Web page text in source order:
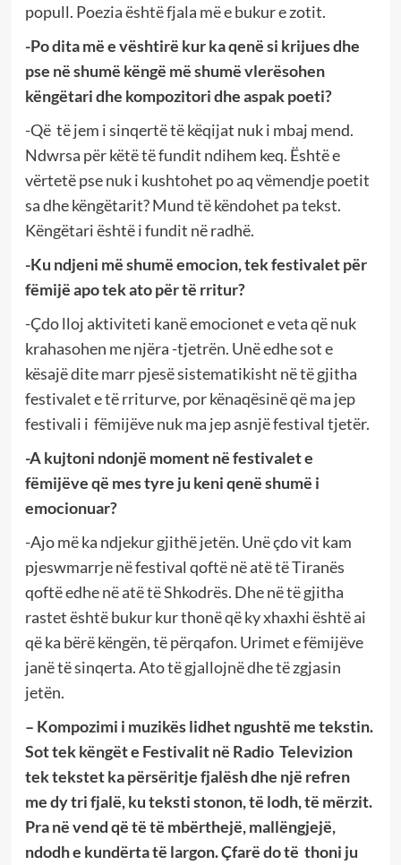
popull. Poezia është fjala më e bukur e zotit.
-Po dita më e vështirë kur ka qenë si krijues dhe
pse në shumë këngë më shumë vlerësohen
këngëtari dhe kompozitori dhe aspak poeti?
-Që të jem i sinqertë të këqijat nuk i mbaj mend.
Ndwrsa për këtë të fundit ndihem keq. Është e
vërtetë pse nuk i kushtohet po aq vëmendje poetit
sa dhe këngëtarit? Mund të këndohet pa tekst.
Këngëtari është i fundit në radhë.
-Ku ndjeni më shumë emocion, tek festivalet për
fëmijë apo tek ato për të rritur?
-Çdo lloj aktiviteti kanë emocionet e veta që nuk
krahasohen me njëra -tjetrën. Unë edhe sot e
kësajë dite marr pjesë sistematikisht në të gjitha
festivalet e të rriturve, por kënaqësinë që ma jep
festivali i fëmijëve nuk ma jep asnjë festival tjetër.
-A kujtoni ndonjë moment në festivalet e
fëmijëve që mes tyre ju keni qenë shumë i
emocionuar?
-Ajo më ka ndjekur gjithë jetën. Unë çdo vit kam
pjeswmarrje në festival qoftë në atë të Tiranës
qoftë edhe në atë të Shkodrës. Dhe në të gjitha
rastet është bukur kur thonë që ky xhaxhi është ai
që ka bërë këngën, të përqafon. Urimet e fëmijëve
janë të sinqerta. Ato të gjallojnë dhe të zgjasin
jetën.
– Kompozimi i muzikës lidhet ngushtë me tekstin.
Sot tek këngët e Festivalit në Radio Televizion
tek tekstet ka përsëritje fjalësh dhe një refren
me dy tri fjalë, ku teksti stonon, të lodh, të mërzit.
Pra në vend që të të mbërthejë, mallëngjejë,
ndodh e kundërta të largon. Çfarë do të thoni ju